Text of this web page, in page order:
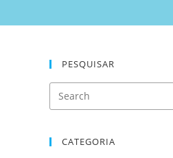
PESQUISAR
CATEGORIA